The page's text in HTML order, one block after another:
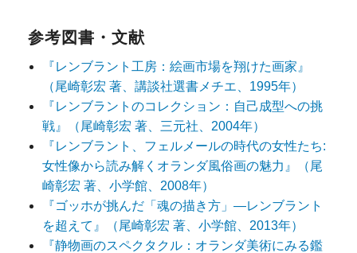
参考図書・文献
『レンブラント工房：絵画市場を翔けた画家』
（尾崎彰宏 著、講談社選書メチエ、1995年）
『レンブラントのコレクション：自己成型への挑
戦』（尾崎彰宏 著、三元社、2004年）
『レンブラント、フェルメールの時代の女性たち:
女性像から読み解くオランダ風俗画の魅力』（尾
崎彰宏 著、小学館、2008年）
『ゴッホが挑んだ「魂の描き方」―レンブラント
を超えて』（尾崎彰宏 著、小学館、2013年）
『静物画のスペクタクル：オランダ美術にみる鑑